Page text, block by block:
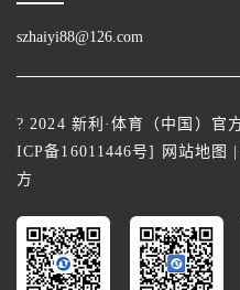
szhaiyi88@126.com
? 2024 新利·体育（中国）官
ICP备16011446号] 网站地图
方